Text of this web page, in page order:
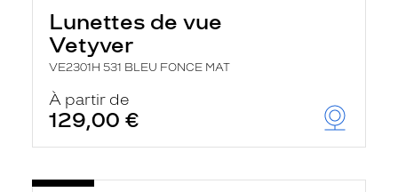
Lunettes de vue
Vetyver
VE2301H 531 BLEU FONCE MAT
À partir de
129,00 €